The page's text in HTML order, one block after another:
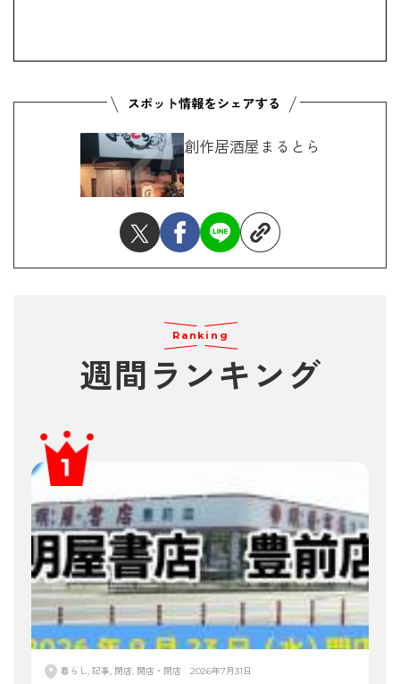
創作居酒屋まるとら
Ranking
週間ランキング
暮らし, 記事, 閉店, 開店・閉店 2026年7月31日